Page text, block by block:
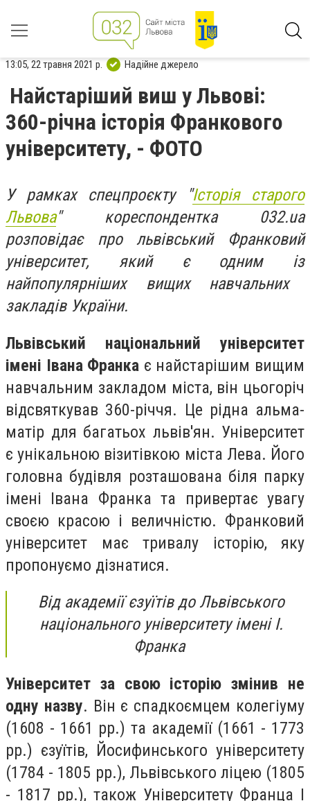
13:05, 22 травня 2021 р. Надійне джерело
Найстаріший виш у Львові:
360-річна історія Франкового
університету, - ФОТО
У рамках спецпроєкту "Історія старого
Львова" кореспондентка 032.ua
розповідає про львівський Франковий
університет, який є одним із
найпопулярніших вищих навчальних
закладів України.
Львівський національний університет
імені Івана Франка є найстарішим вищим
навчальним закладом міста, він цьогоріч
відсвяткував 360-річчя. Це рідна альма-
матір для багатьох львів'ян. Університет
є унікальною візитівкою міста Лева. Його
головна будівля розташована біля парку
імені Івана Франка та привертає увагу
своєю красою і величністю. Франковий
університет має тривалу історію, яку
пропонуємо дізнатися.
Від академії єзуїтів до Львівського
національного університету імені І.
Франка
Університет за свою історію змінив не
одну назву. Він є спадкоємцем колегіуму
(1608 - 1661 рр.) та академії (1661 - 1773
рр.) єзуїтів, Йосифинського університету
(1784 - 1805 рр.), Львівського ліцею (1805
- 1817 рр.), також Університету Франца I